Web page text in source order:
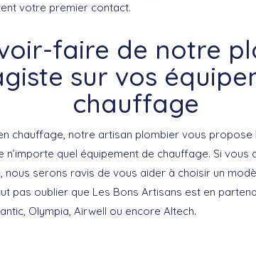
votre premier contact.
faire de notre
sur vos
chauffage
chauffage, notre artisan plombier vous propose
n’importe quel équipement de chauffage. Si vous
nous serons ravis de vous aider à choisir un
pas oublier que Les Bons Artisans est en
Olympia, Airwell ou encore Altech.